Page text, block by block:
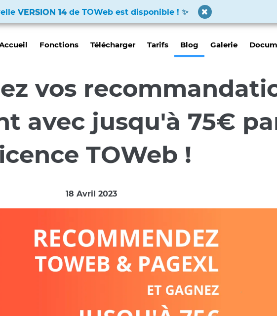
VERSION 14de TOWeb est disponible !
Fonctions Télécharger Tarifs Blog Galerie
vos
avec jusqu'à 75€
TOWeb !
18 Avril 2023